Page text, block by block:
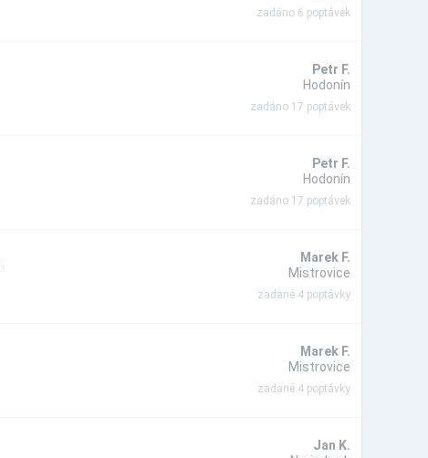
zadáno 6 poptávek
Petr F.
Hodonín
zadáno 17 poptávek
Petr F.
Hodonín
zadáno 17 poptávek
Marek F.
Mistrovice
zadané 4 poptávky
Marek F.
Mistrovice
zadané 4 poptávky
Jan K.